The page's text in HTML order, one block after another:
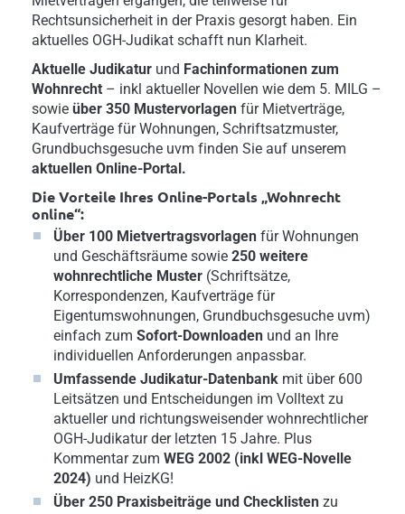
Rechtsunsicherheit in der Praxis gesorgt haben. Ein
aktuelles OGH-Judikat schafft nun Klarheit.
Aktuelle Judikatur und Fachinformationen zum
Wohnrecht – inkl aktueller Novellen wie dem 5. MILG –
sowie über 350 Mustervorlagen für Mietverträge,
Kaufverträge für Wohnungen, Schriftsatzmuster,
Grundbuchsgesuche uvm finden Sie auf unserem
aktuellen Online-Portal.
Die Vorteile Ihres Online-Portals „Wohnrecht
online“:
Über 100 Mietvertragsvorlagen für Wohnungen
und Geschäftsräume sowie 250 weitere
wohnrechtliche Muster (Schriftsätze,
Korrespondenzen, Kaufverträge für
Eigentumswohnungen, Grundbuchsgesuche uvm)
einfach zum Sofort-Downloaden und an Ihre
individuellen Anforderungen anpassbar.
Umfassende Judikatur-Datenbank mit über 600
Leitsätzen und Entscheidungen im Volltext zu
aktueller und richtungsweisender wohnrechtlicher
OGH-Judikatur der letzten 15 Jahre. Plus
Kommentar zum WEG 2002 (inkl WEG-Novelle
2024) und HeizKG!
Über 250 Praxisbeiträge und Checklisten zu